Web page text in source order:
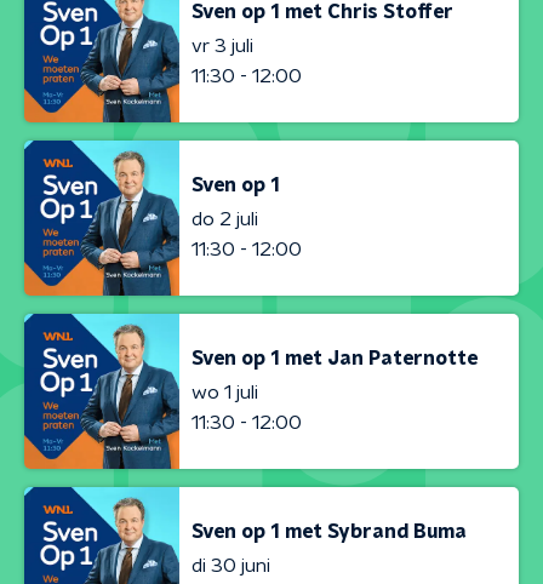
Sven op 1 met Chris Stoffer
vr 3 juli
11:30 - 12:00
Sven op 1
do 2 juli
11:30 - 12:00
Sven op 1 met Jan Paternotte
wo 1 juli
11:30 - 12:00
Sven op 1 met Sybrand Buma
di 30 juni